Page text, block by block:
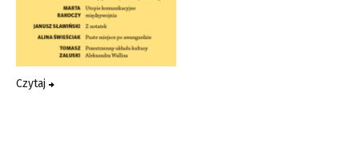
Czytaj